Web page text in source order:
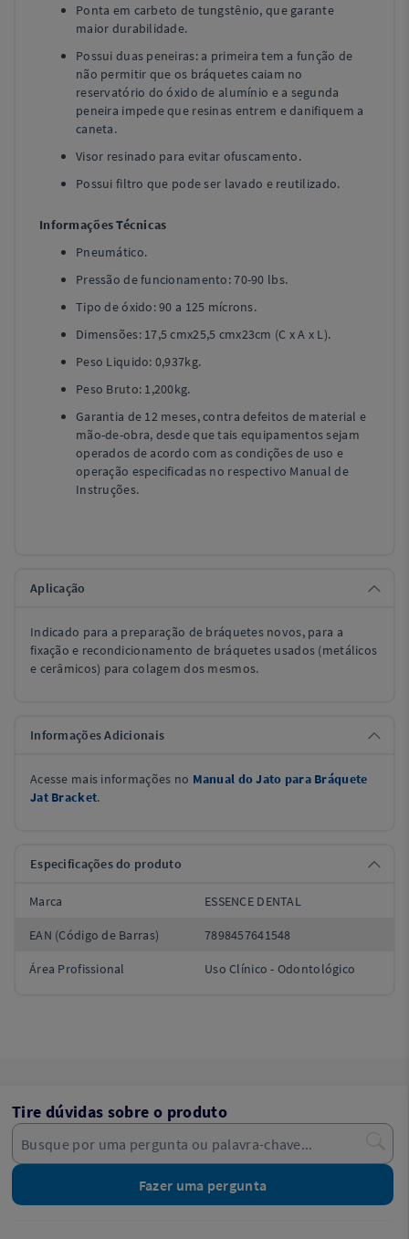
Ponta em carbeto de tungstênio, que garante
maior durabilidade.
Possui duas peneiras: a primeira tem a função de
não permitir que os bráquetes caiam no
reservatório do óxido de alumínio e a segunda
peneira impede que resinas entrem e danifiquem a
caneta.
Visor resinado para evitar ofuscamento.
Possui filtro que pode ser lavado e reutilizado.
Informações Técnicas
Pneumático.
Pressão de funcionamento: 70-90 lbs.
Tipo de óxido: 90 a 125 mícrons.
Dimensões: 17,5 cmx25,5 cmx23cm (C x A x L).
Peso Liquido: 0,937kg.
Peso Bruto: 1,200kg.
Garantia de 12 meses, contra defeitos de material e
mão-de-obra, desde que tais equipamentos sejam
operados de acordo com as condições de uso e
operação especificadas no respectivo Manual de
Instruções.
Aplicação
Indicado para a preparação de bráquetes novos, para a
fixação e recondicionamento de bráquetes usados (metálicos
e cerâmicos) para colagem dos mesmos.
Informações Adicionais
Acesse mais informações no Manual do Jato para Bráquete
Jat Bracket.
Especificações do produto
Marca ESSENCE DENTAL
EAN (Código de Barras) 7898457641548
Área Profissional Uso Clínico - Odontológico
Tire dúvidas sobre o produto
Fazer uma pergunta